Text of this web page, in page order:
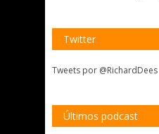
Twitter
Tweets por @RichardDees
Últimos podcast